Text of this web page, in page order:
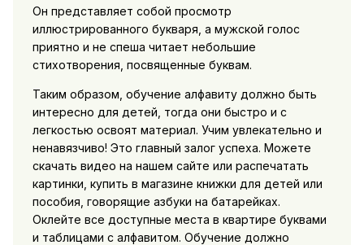
Он представляет собой просмотр
иллюстрированного букваря, а мужской голос
приятно и не спеша читает небольшие
стихотворения, посвященные буквам.
Таким образом, обучение алфавиту должно быть
интересно для детей, тогда они быстро и с
легкостью освоят материал. Учим увлекательно и
ненавязчиво! Это главный залог успеха. Можете
скачать видео на нашем сайте или распечатать
картинки, купить в магазине книжки для детей или
пособия, говорящие азбуки на батарейках.
Оклейте все доступные места в квартире буквами
и таблицами с алфавитом. Обучение должно